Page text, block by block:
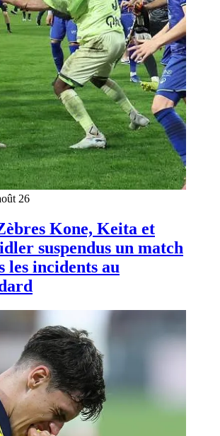
26
Kone, Keita et
suspendus un match
les incidents au